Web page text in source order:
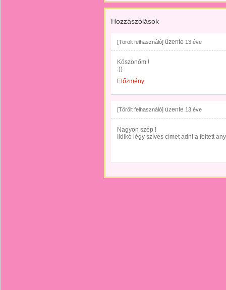
Hozzászólások
[Törölt felhasználó] üzente 13 éve
Köszönőm !
:))
Előzmény
[Törölt felhasználó] üzente 13 éve
Nagyon szép !
Ildikó légy szíves címet adni a feltett